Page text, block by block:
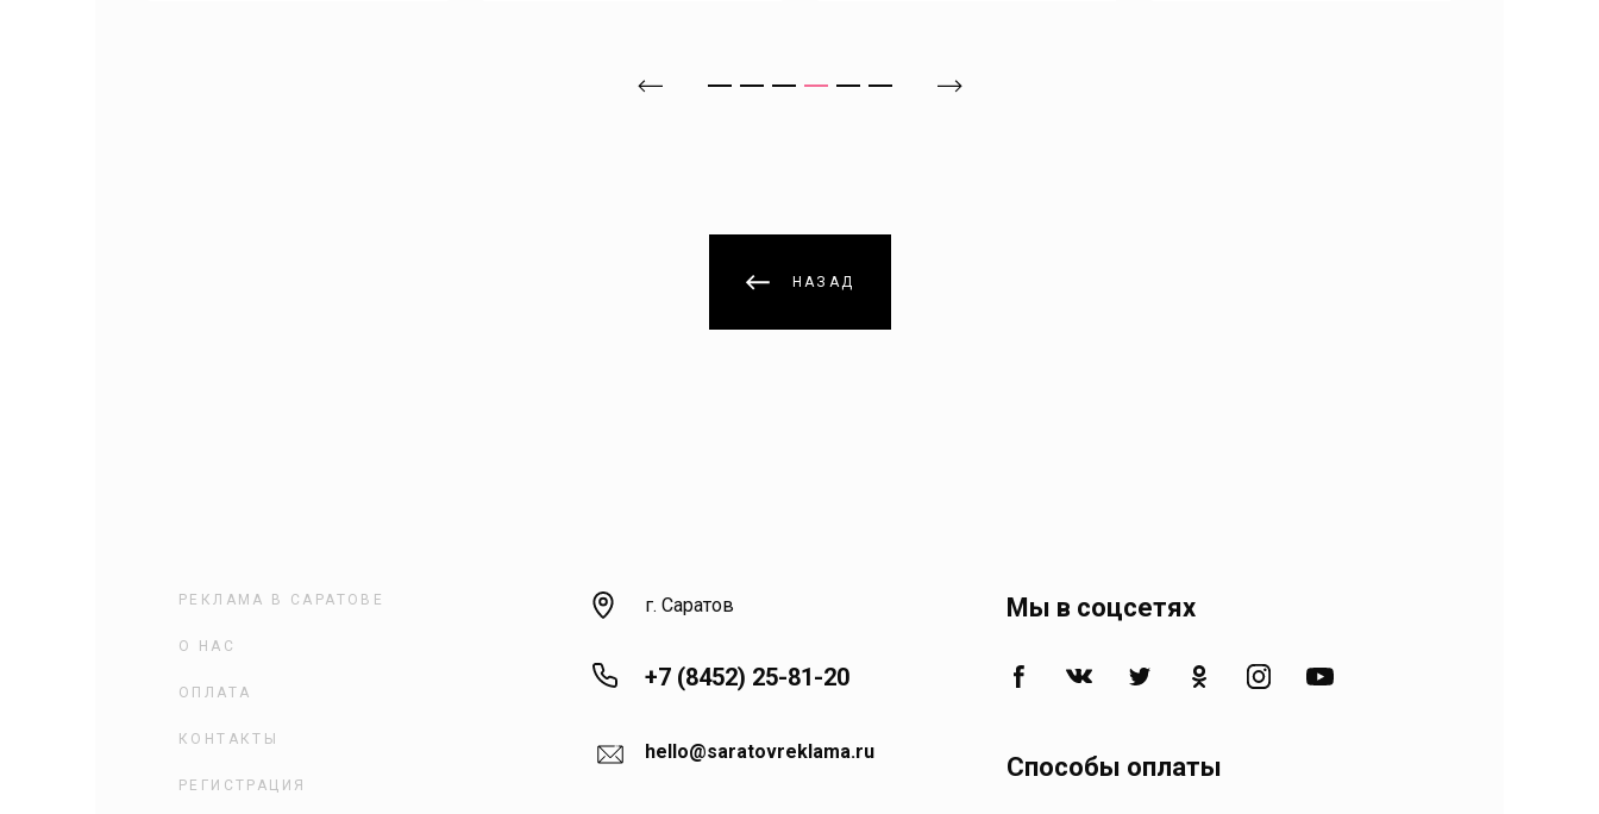
НАЗАД
РЕКЛАМА В САРАТОВЕ
О НАС
ОПЛАТА
КОНТАКТЫ
РЕГИСТРАЦИЯ
г. Саратов
+7 (8452) 25-81-20
hello@saratovreklama.ru
Мы в соцсетях
Способы оплаты